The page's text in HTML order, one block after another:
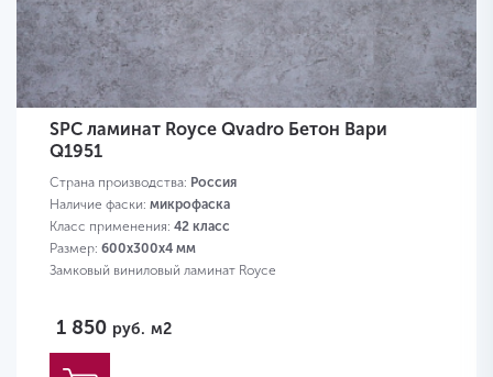
SPC ламинат Royce Qvadro Бетон Вари
Q1951
Страна производства: Россия
Наличие фаски: микрофаска
Класс применения: 42 класс
Размер: 600х300х4 мм
Замковый виниловый ламинат Royce
1 850 руб. м2